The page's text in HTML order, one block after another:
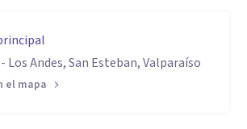
Los Andes, San Esteban, Valparaíso
el mapa